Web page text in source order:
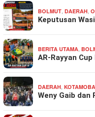
BOLMUT DAERAH
Keputusan
BERITA UTAMA
AR-Rayyan
DAERAH
Weny Gaib dan